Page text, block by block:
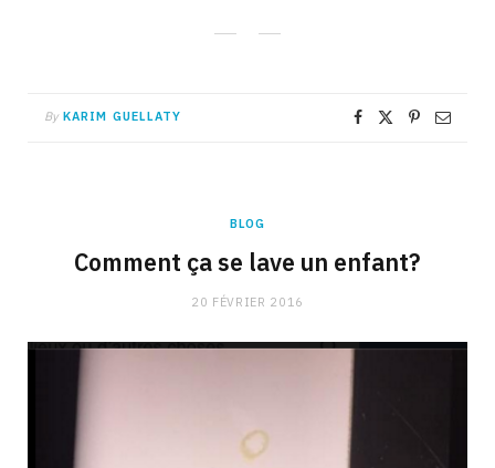
By KARIM GUELLATY
BLOG
Comment ça se lave un enfant?
20 FÉVRIER 2016